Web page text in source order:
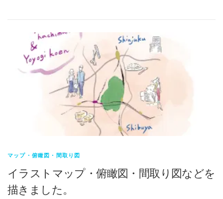
マップ・俯瞰図・間取り図
イラストマップ・俯瞰図・間取り図などを
描きました。